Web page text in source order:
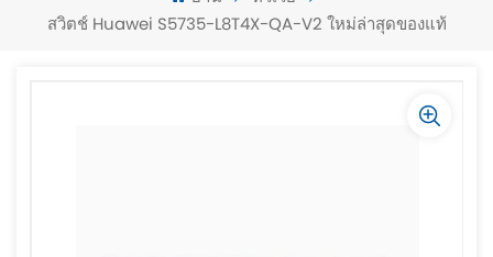
สวิตช์ Huawei S5735-L8T4X-QA-V2 ใหม่ล่าสุดของแท้